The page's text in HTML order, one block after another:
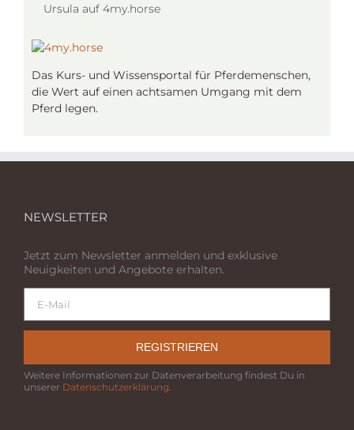
Ursula auf 4my.horse
Das Kurs- und Wissensportal für Pferdemenschen,
die Wert auf einen achtsamen Umgang mit dem
Pferd legen.
NEWSLETTER
Jetzt zum Newsletter anmelden und exklusive
Neuigkeiten und Angebote erhalten.
REGISTRIEREN
Weitere Informationen zur Datenverarbeitung findest Du in
unserer Datenschutzerklärung